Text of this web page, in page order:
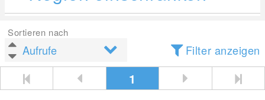
Sortieren nach
Filter anzeigen
1